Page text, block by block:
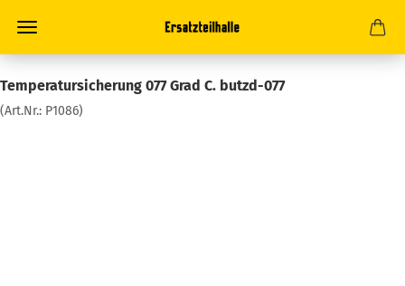
Temperatursicherung 077 Grad C. butzd-077
(Art.Nr.: P1086)